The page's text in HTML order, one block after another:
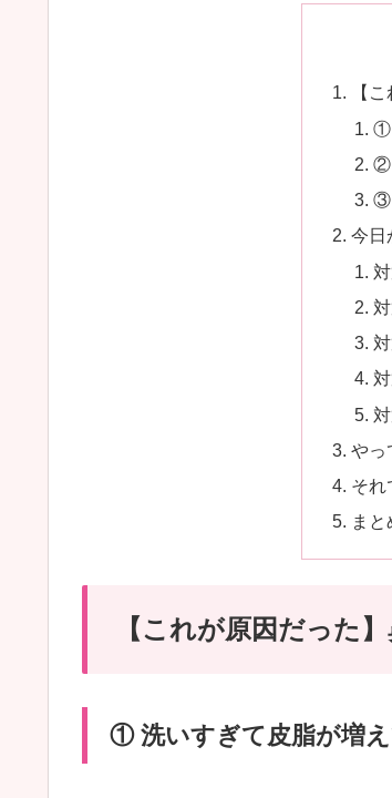
【
①
②
③
今日
やっ
それ
まと
【これが原因だった
① 洗いすぎて皮脂が増